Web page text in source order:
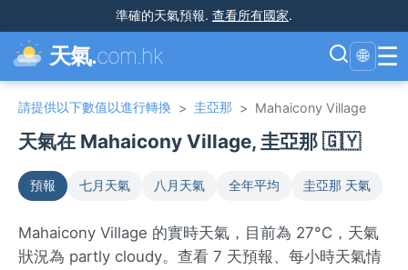
準確的天氣預報. 查看所有國家.
天氣.com.hk 🌐 ☰
請提供以下數值以進行轉換 > 圭亞那 > Mahaicony Village
天氣在 Mahaicony Village, 圭亞那 🇬🇾
預報 七月天氣 八月天氣 全年平均 圭亞那 天氣
Mahaicony Village 的實時天氣，目前為 27°C，天氣
狀況為 partly cloudy。查看 7 天預報、每小時天氣情